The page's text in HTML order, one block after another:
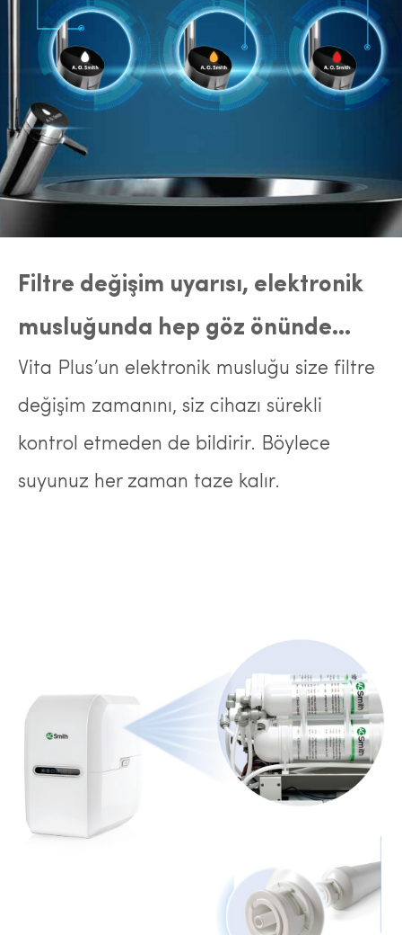
Filtre değişim uyarısı, elektronik
musluğunda hep göz önünde…
Vita Plus’un elektronik musluğu size filtre
değişim zamanını, siz cihazı sürekli
kontrol etmeden de bildirir. Böylece
suyunuz her zaman taze kalır.